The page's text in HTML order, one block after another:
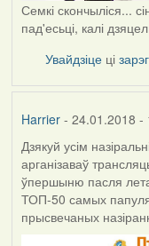
Семкі скончыліся...
пад'есьці, калі
Увайдзіце ці
Harrier- 24.01.2018 -
Дзякуй усім
арганізаваў
ўпершыню пасля
ТОП-50 самых
прысвечаных